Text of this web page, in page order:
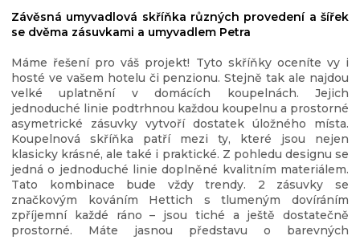
Závěsná umyvadlová skříňka různých provedení a šířek
se dvěma zásuvkami a umyvadlem Petra
Máme řešení pro váš projekt! Tyto skříňky oceníte vy i
hosté ve vašem hotelu či penzionu. Stejně tak ale najdou
velké uplatnění v domácích koupelnách. Jejich
jednoduché linie podtrhnou každou koupelnu a prostorné
asymetrické zásuvky vytvoří dostatek úložného místa.
Koupelnová skříňka patří mezi ty, které jsou nejen
klasicky krásné, ale také i praktické. Z pohledu designu se
jedná o jednoduché linie doplněné kvalitním materiálem.
Tato kombinace bude vždy trendy. 2 zásuvky se
značkovým kováním Hettich s tlumeným dovíráním
zpříjemní každé ráno – jsou tiché a ještě dostatečně
prostorné. Máte jasnou představu o barevných